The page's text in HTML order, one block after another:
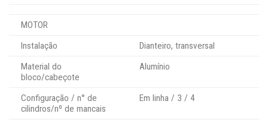
MOTOR
Instalação
Dianteiro, transversal
Material do
bloco/cabeçote
Alumínio
Configuração / n° de
cilindros/nº de mancais
Em linha / 3 / 4